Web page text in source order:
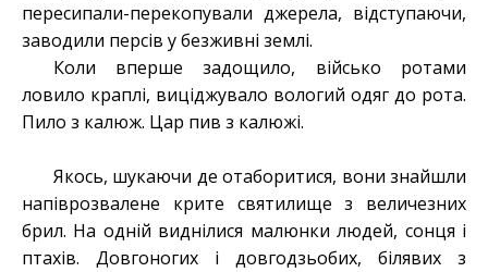
пересипали-перекопували джерела, відступаючи,
заводили персів у безживні землі.
Коли вперше задощило, військо ротами
ловило краплі, виціджувало вологий одяг до рота.
Пило з калюж. Цар пив з калюжі.
Якось, шукаючи де отаборитися, вони знайшли
напіврозвалене крите святилище з величезних
брил. На одній виднілися малюнки людей, сонця і
птахів. Довгоногих і довгодзьобих, білявих з